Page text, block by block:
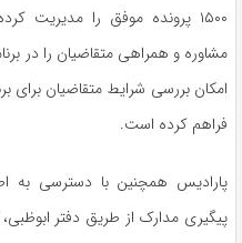
۱۵۰۰ پرونده موفق را
مشاوره و همراهی متقاضیان را در
امکان بررسی شرایط متقاضیان برای
فراهم کرده است.
پارادیس همچنین با دسترسی به
پیگیری مدارک از طریق دفتر